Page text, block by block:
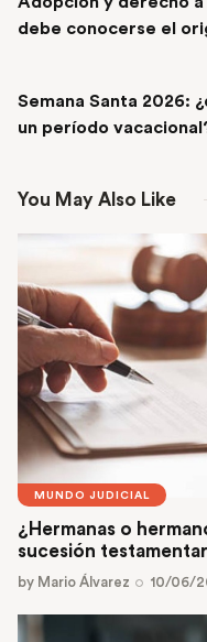
debe conocerse el
Semana Santa 2026:
un período
You May Also Like
MUNDO JUDICIAL
¿Hermanas o
sucesión
by Mario Álvarez 10/06/